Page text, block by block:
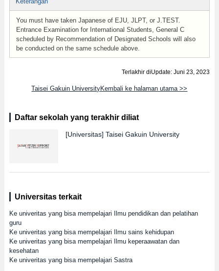
You must have taken Japanese of EJU, JLPT, or J.TEST.
Entrance Examination for International Students, General C
scheduled by Recommendation of Designated Schools will also
be conducted on the same schedule above.
Terlakhir diUpdate: Juni 23, 2023
Taisei Gakuin UniversityKembali ke halaman utama >>
Daftar sekolah yang terakhir diliat
[Universitas] Taisei Gakuin University
Universitas terkait
Ke univeritas yang bisa mempelajari Ilmu pendidikan dan pelatihan
guru
Ke univeritas yang bisa mempelajari Ilmu sains kehidupan
Ke univeritas yang bisa mempelajari Ilmu keperaawatan dan
kesehatan
Ke univeritas yang bisa mempelajari Sastra